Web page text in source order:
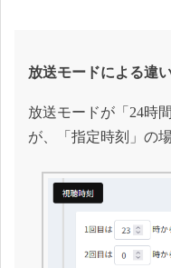
放送モードによる違
放送モードが「24時
が、「指定時刻」の